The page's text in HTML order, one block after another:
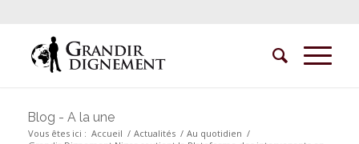
Blog - A la une
Vous êtes ici : Accueil / Actualités / Au quotidien /